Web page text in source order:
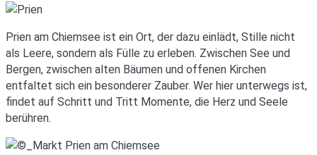
Prien am Chiemsee ist ein Ort, der dazu einlädt, Stille nicht
als Leere, sondern als Fülle zu erleben. Zwischen See und
Bergen, zwischen alten Bäumen und offenen Kirchen
entfaltet sich ein besonderer Zauber. Wer hier unterwegs ist,
findet auf Schritt und Tritt Momente, die Herz und Seele
berühren.